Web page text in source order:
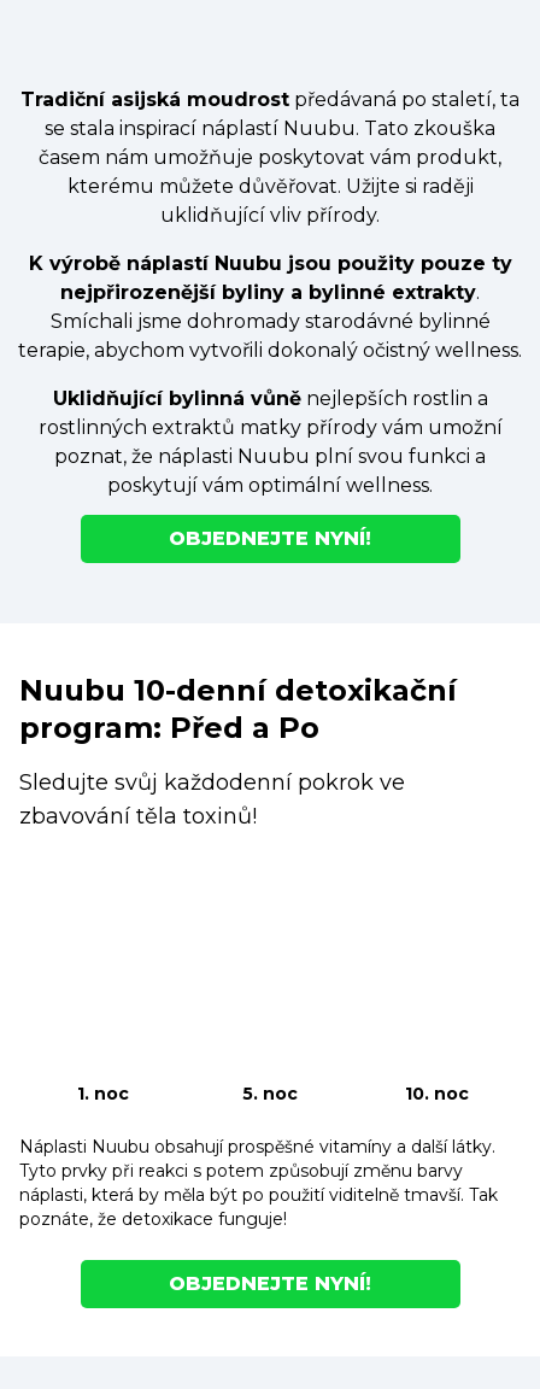
Tradiční asijská moudrost předávaná po staletí, ta
se stala inspirací náplastí Nuubu. Tato zkouška
časem nám umožňuje poskytovat vám produkt,
kterému můžete důvěřovat. Užijte si raději
uklidňující vliv přírody.
K výrobě náplastí Nuubu jsou použity pouze ty
nejpřirozenější byliny a bylinné extrakty.
Smíchali jsme dohromady starodávné bylinné
terapie, abychom vytvořili dokonalý očistný wellness.
Uklidňující bylinná vůněnejlepších rostlin a
rostlinných extraktů matky přírody vám umožní
poznat, že náplasti Nuubu plní svou funkci a
poskytují vám optimální wellness.
OBJEDNEJTE NYNÍ!
Nuubu 10-denní detoxikační
program: Před a Po
Sledujte svůj každodenní pokrok ve
zbavování těla toxinů!
1. noc 5. noc 10. noc
Náplasti Nuubu obsahují prospěšné vitamíny a další látky.
Tyto prvky při reakci s potem způsobují změnu barvy
náplasti, která by měla být po použití viditelně tmavší. Tak
poznáte, že detoxikace funguje!
OBJEDNEJTE NYNÍ!